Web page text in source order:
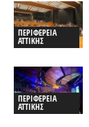
ΠΕΡΙΦΕΡΕΙΑ
ΑΤΤΙΚΗΣ
ΠΕΡΙΦΕΡΕΙΑ
ΑΤΤΙΚΗΣ